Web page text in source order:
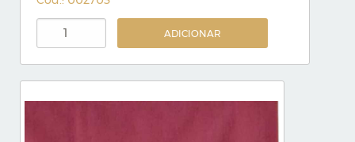
ADICIONAR